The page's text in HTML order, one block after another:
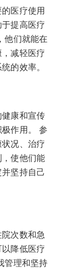
医疗使用
提高医疗
他们就能在
减轻医疗
的效率。
康和宣传
作用。 参
况、治疗
使他们能
坚持自己
次数和急
降低医疗
管理和坚持